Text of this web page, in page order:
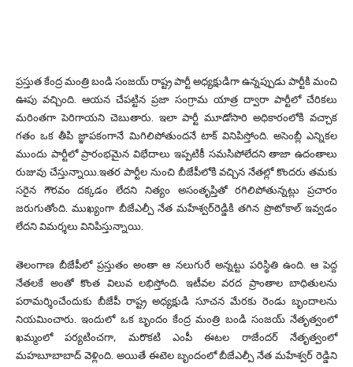
ప్రస్తుత కేంద్ర మంత్రి బండి సంజయ్ రాష్ట్ర పార్టీ అధ్యక్షుడిగా ఉన్నప్పుడు పార్టీకి మంచి
ఊపు వచ్చింది. ఆయన చేపట్టిన ప్రజా సంగ్రామ యాత్ర ద్వారా పార్టీలో చేరికలు
మరింతగా పెరిగాయని చెబుతారు. ఇలా పార్టీ మూడోసారి అధికారంలోకి వచ్చాక
గతం ఒక తీపి జ్ఞాపకంగానే మిగిలిపోతుందనే టాక్‌ వినిపిస్తోంది. అసెంబ్లీ ఎన్నికల
ముందు పార్టీలో ప్రారంభమైన విభేదాలు ఇప్పటికీ సమసిపోలేదని తాజా ఉదంతాలు
రుజువు చేస్తున్నాయి.ఇతర పార్టీల నుంచి బీజేపీలోకి వచ్చిన నేతల్లో కొందరు తమకు
సరైన గౌరవం దక్కడం లేదని నిత్యం అసంతృప్తితో రగిలిపోతున్నట్లు ప్రచారం
జరుగుతోంది. ముఖ్యంగా బీజేఎల్పీ నేత మహేశ్వర్‌రెడ్డికి తగిన ప్రొటోకాల్ ఇవ్వడం
లేదని విమర్శలు వినిపిస్తున్నాయి.
తెలంగాణ బీజేపీలో ప్రస్తుతం అంతా ఆ నలుగురే అన్నట్టు పరిస్థితి ఉంది. ఆ పెద్ద
నేతలకే అంతో కొంత విలువ లభిస్తోంది. ఇటీవల వరద ప్రాంతాల బాధితులను
పరామర్శించేందుకు బీజేపీ రాష్ట్ర అధ్యక్షుడి సూచన మేరకు రెండు బృందాలను
నియమించారు. ఇందులో ఒక బృందం కేంద్ర మంత్రి బండి సంజయ్ నేతృత్వంలో
ఖమ్మంలో పర్యటించగా, మరొకటి ఎంపీ ఈటల రాజేందర్ నేతృత్వంలో
మహబూబాబాద్‌ వెళ్లింది. అయితే ఈటెల బృందంలో బీజేఎల్పీ నేత మహేశ్వర్ రెడ్డిని